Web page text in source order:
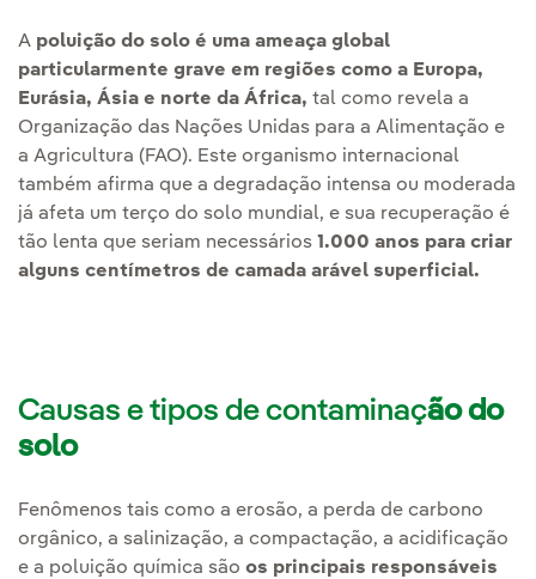
A poluição do solo é uma ameaça global
particularmente grave em regiões como a Europa,
Eurásia, Ásia e norte da África, tal como revela a
Organização das Nações Unidas para a Alimentação e
a Agricultura (FAO). Este organismo internacional
também afirma que a degradação intensa ou moderada
já afeta um terço do solo mundial, e sua recuperação é
tão lenta que seriam necessários 1.000 anos para criar
alguns centímetros de camada arável superficial.
Causas e tipos de contaminação do
solo
Fenômenos tais como a erosão, a perda de carbono
orgânico, a salinização, a compactação, a acidificação
e a poluição química são os principais responsáveis